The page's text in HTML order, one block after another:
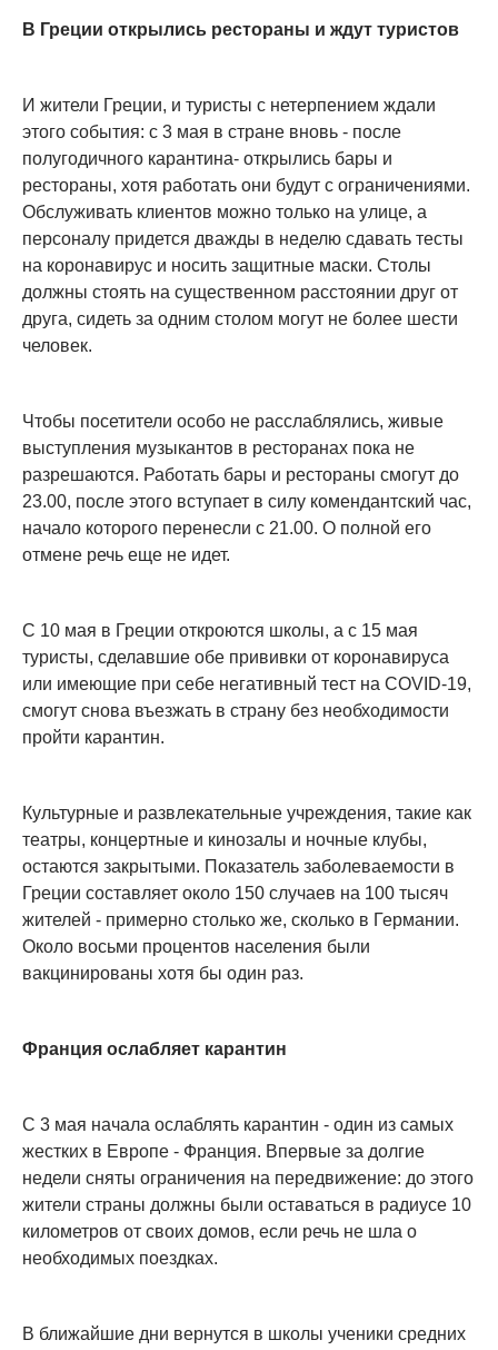
В Греции открылись рестораны и ждут туристов
И жители Греции, и туристы с нетерпением ждали
этого события: с 3 мая в стране вновь - после
полугодичного карантина- открылись бары и
рестораны, хотя работать они будут с ограничениями.
Обслуживать клиентов можно только на улице, а
персоналу придется дважды в неделю сдавать тесты
на коронавирус и носить защитные маски. Столы
должны стоять на существенном расстоянии друг от
друга, сидеть за одним столом могут не более шести
человек.
Чтобы посетители особо не расслаблялись, живые
выступления музыкантов в ресторанах пока не
разрешаются. Работать бары и рестораны смогут до
23.00, после этого вступает в силу комендантский час,
начало которого перенесли с 21.00. О полной его
отмене речь еще не идет.
С 10 мая в Греции откроются школы, а с 15 мая
туристы, сделавшие обе прививки от коронавируса
или имеющие при себе негативный тест на COVID-19,
смогут снова въезжать в страну без необходимости
пройти карантин.
Культурные и развлекательные учреждения, такие как
театры, концертные и кинозалы и ночные клубы,
остаются закрытыми. Показатель заболеваемости в
Греции составляет около 150 случаев на 100 тысяч
жителей - примерно столько же, сколько в Германии.
Около восьми процентов населения были
вакцинированы хотя бы один раз.
Франция ослабляет карантин
С 3 мая начала ослаблять карантин - один из самых
жестких в Европе - Франция. Впервые за долгие
недели сняты ограничения на передвижение: до этого
жители страны должны были оставаться в радиусе 10
километров от своих домов, если речь не шла о
необходимых поездках.
В ближайшие дни вернутся в школы ученики средних